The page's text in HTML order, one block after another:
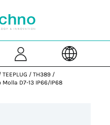
TEEPLUG / TH389 /
D7-13 IP66/IP68